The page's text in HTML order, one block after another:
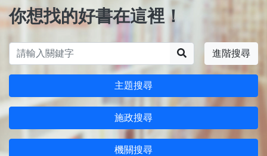
你想找的好書在這裡！
進階搜尋
主題搜尋
施政搜尋
機關搜尋